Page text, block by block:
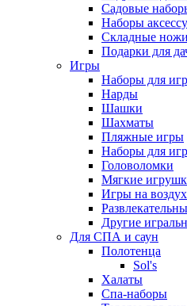
Садовые
Наборы
Складные
Подарки для
Игры
Наборы для
Нарды
Шашки
Шахматы
Пляжные игры
Наборы для
Головоломки
Мягкие
Игры на
Другие
Для СПА и саун
Полотенца
Sol's
Халаты
Спа-наборы